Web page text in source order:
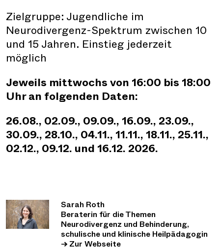
Zielgruppe: Jugendliche im
Neurodivergenz-Spektrum zwischen 10
und 15 Jahren. Einstieg jederzeit
möglich
Jeweils mittwochs von 16:00 bis 18:00
Uhr an folgenden Daten:
26.08., 02.09., 09.09., 16.09., 23.09.,
30.09., 28.10., 04.11., 11.11., 18.11., 25.11.,
02.12., 09.12. und 16.12. 2026.
Sarah Roth
Beraterin für die Themen
Neurodivergenz und Behinderung,
schulische und klinische Heilpädagogin
→ Zur Webseite